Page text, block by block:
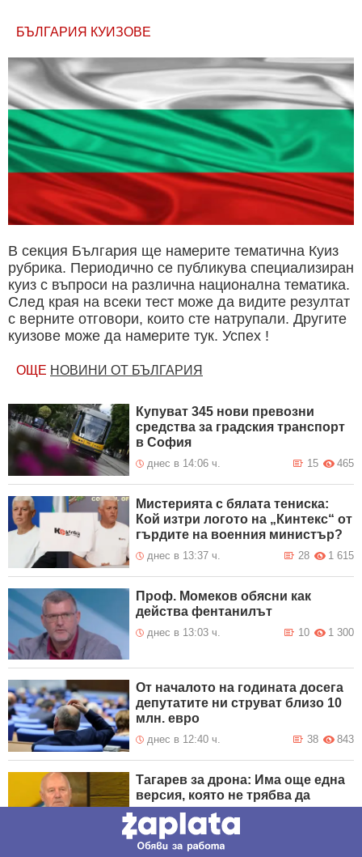
БЪЛГАРИЯ КУИЗОВЕ
В секция България ще намерите тематична Куиз
рубрика. Периодично се публикува специализиран
куиз с въпроси на различна национална тематика.
След края на всеки тест може да видите резултат
с верните отговори, които сте натрупали. Другите
куизове може да намерите тук. Успех !
ОЩЕ НОВИНИ ОТ БЪЛГАРИЯ
Купуват 345 нови превозни
средства за градския транспорт
в София
днес в 14:06 ч. 465
15
Мистерията с бялата тениска:
Кой изтри логото на „Кинтекс“ от
гърдите на военния министър?
днес в 13:37 ч. 1 615
28
Проф. Момеков обясни как
действа фентанилът
днес в 13:03 ч. 1 300
10
От началото на годината досега
депутатите ни струват близо 10
млн. евро
днес в 12:40 ч. 843
38
Тагарев за дрона: Има още една
версия, която не трябва да
изключваме
днес в 12:06 ч.